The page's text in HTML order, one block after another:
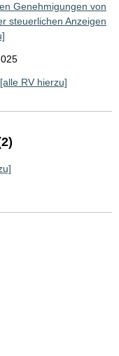
Genehmigungen von
steuerlichen Anzeigen
[alle RV hierzu]